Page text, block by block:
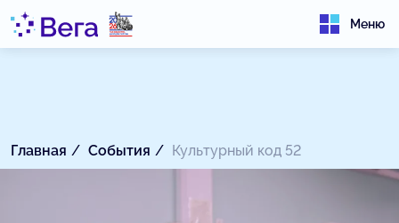
Меню
Главная События Культурный код 52